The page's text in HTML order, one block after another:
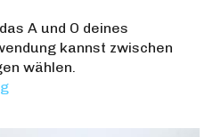
A und O deines
kannst zwischen
wählen.